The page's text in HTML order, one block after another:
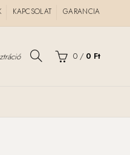
KAPCSOLAT GARANCIA
0 / 0 Ft